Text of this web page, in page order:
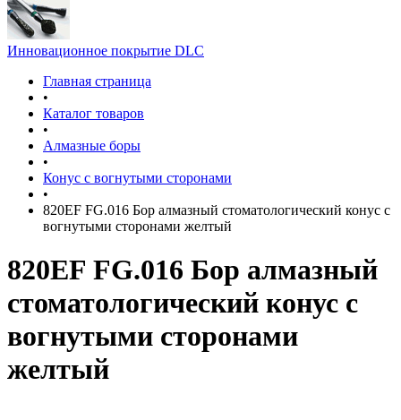
Инновационное покрытие DLC
Главная страница
•
Каталог товаров
•
Алмазные боры
•
Конус с вогнутыми сторонами
•
820EF FG.016 Бор алмазный стоматологический конус с
вогнутыми сторонами желтый
820EF FG.016 Бор алмазный
стоматологический конус с
вогнутыми сторонами
желтый